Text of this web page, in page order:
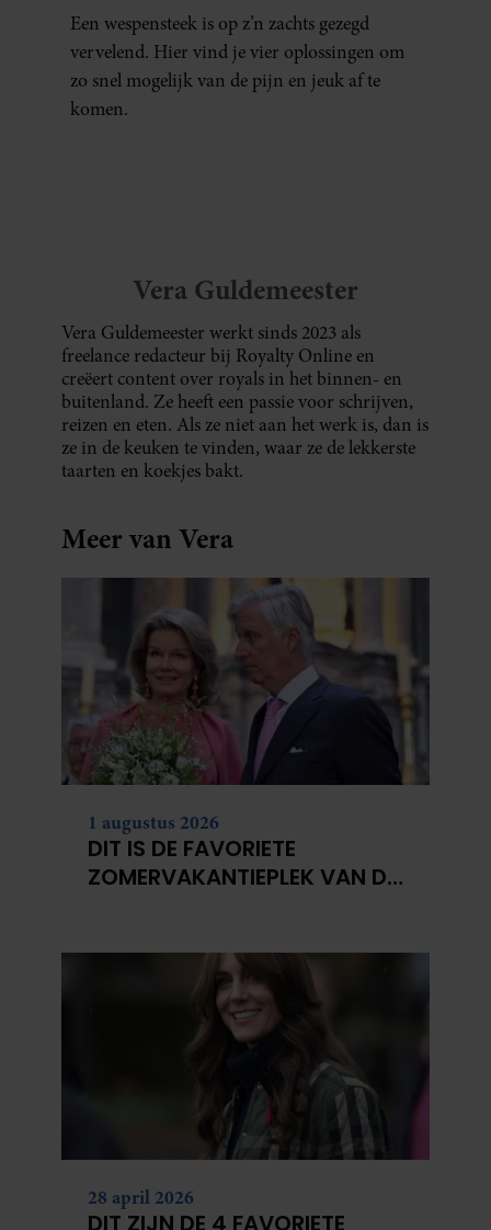
Een wespensteek is op z’n zachts gezegd
vervelend. Hier vind je vier oplossingen om
zo snel mogelijk van de pijn en jeuk af te
komen.
Vera Guldemeester
Vera Guldemeester werkt sinds 2023 als
freelance redacteur bij Royalty Online en
creëert content over royals in het binnen- en
buitenland. Ze heeft een passie voor schrijven,
reizen en eten. Als ze niet aan het werk is, dan is
ze in de keuken te vinden, waar ze de lekkerste
taarten en koekjes bakt.
Meer van Vera
1 augustus 2026
DIT IS DE FAVORIETE
ZOMERVAKANTIEPLEK VAN DE
28 april 2026
DIT ZIJN DE 4 FAVORIETE